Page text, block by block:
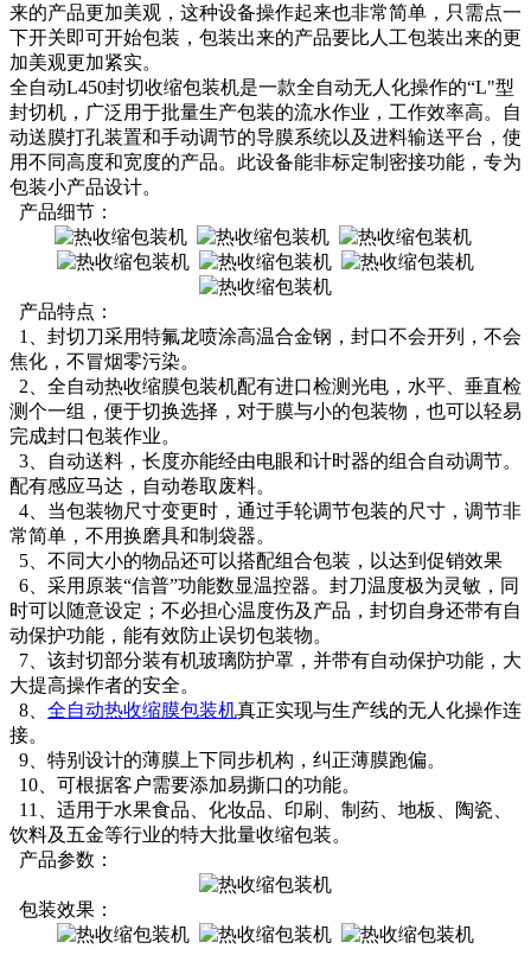
来的产品更加美观，这种设备操作起来也非常简单，只需点一
下开关即可开始包装，包装出来的产品要比人工包装出来的更
加美观更加紧实。
全自动L450封切收缩包装机是一款全自动无人化操作的“L"型
封切机，广泛用于批量生产包装的流水作业，工作效率高。自
动送膜打孔装置和手动调节的导膜系统以及进料输送平台，使
用不同高度和宽度的产品。此设备能非标定制密接功能，专为
包装小产品设计。
产品细节：
产品特点：
1、封切刀采用特氟龙喷涂高温合金钢，封口不会开列，不会
焦化，不冒烟零污染。
2、全自动热收缩膜包装机配有进口检测光电，水平、垂直检
测个一组，便于切换选择，对于膜与小的包装物，也可以轻易
完成封口包装作业。
3、自动送料，长度亦能经由电眼和计时器的组合自动调节。
配有感应马达，自动卷取废料。
4、当包装物尺寸变更时，通过手轮调节包装的尺寸，调节非
常简单，不用换磨具和制袋器。
5、不同大小的物品还可以搭配组合包装，以达到促销效果
6、采用原装“信普”功能数显温控器。封刀温度极为灵敏，同
时可以随意设定；不必担心温度伤及产品，封切自身还带有自
动保护功能，能有效防止误切包装物。
7、该封切部分装有机玻璃防护罩，并带有自动保护功能，大
大提高操作者的安全。
8、 全自动热收缩膜包装机真正实现与生产线的无人化操作连
接。
9、特别设计的薄膜上下同步机构，纠正薄膜跑偏。
10、可根据客户需要添加易撕口的功能。
11、适用于水果食品、化妆品、印刷、制药、地板、陶瓷、
饮料及五金等行业的特大批量收缩包装。
产品参数：
包装效果：